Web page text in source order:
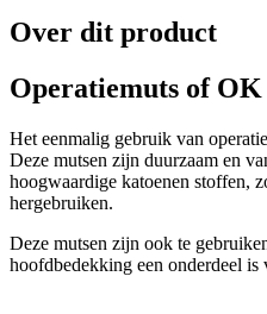
Over dit product
Operatiemuts of OK
Het eenmalig gebruik van
Deze mutsen zijn duurzaam en
hoogwaardige katoenen stoffen,
hergebruiken.
Deze mutsen zijn ook te
hoofdbedekking een